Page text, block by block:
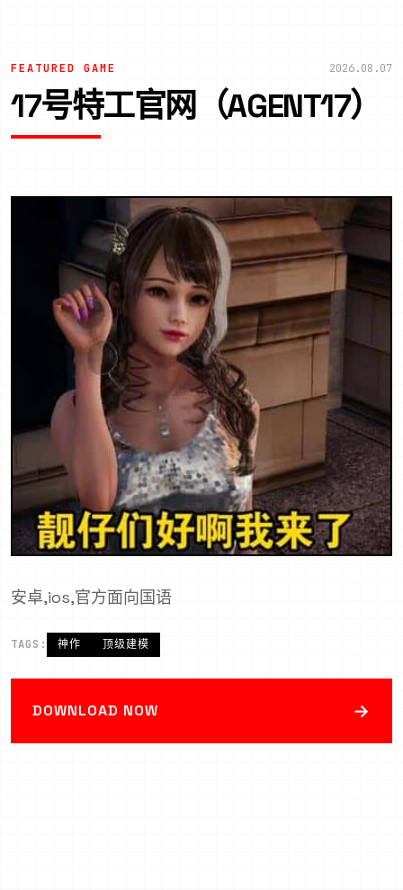
FEATURED GAME 2026.08.07
17号特工官网（AGENT17）
安卓,ios,官方面向国语
TAGS: 神作 顶级建模
DOWNLOAD NOW →